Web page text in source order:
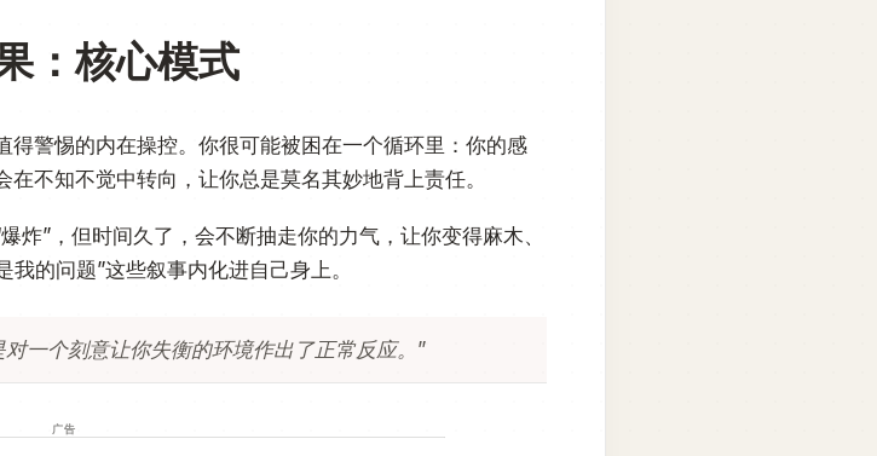
：核心模式
警惕的内在操控。你很可能被困在一个循环里：你的感
不知不觉中转向，让你总是莫名其妙地背上责任。
炸”，但时间久了，会不断抽走你的力气，让你变得麻木、
我的问题”这些叙事内化进自己身上。
一个刻意让你失衡的环境作出了正常反应。”
广告